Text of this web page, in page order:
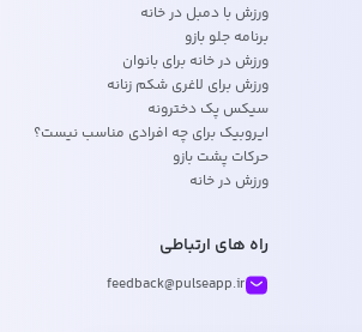
ورزش با دمبل در خانه
برنامه جلو بازو
ورزش در خانه برای بانوان
ورزش برای لاغری شکم زنانه
سیکس پک دخترونه
ایروبیک برای چه افرادی مناسب نیست؟
حرکات پشت بازو
ورزش در خانه
راه های ارتباطی
feedback@pulseapp.ir